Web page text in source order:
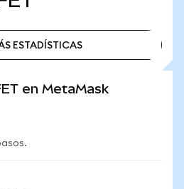
ESTADÍSTICAS
en MetaMask